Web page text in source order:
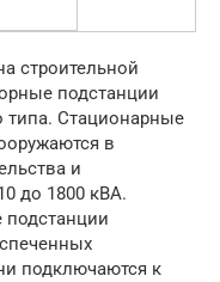
строительной
подстанции
типа. Стационарные
в
и
до 1800 кВА.
подключаются к